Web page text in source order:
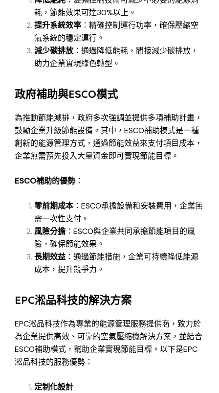
耗，節能效果可達30%以上。
提升系統效率 ：精確控制運行功率，確保壓縮空
氣系統的穩定運行。
減少碳排放：通過降低能耗，間接減少碳排放，
助力企業實現綠色轉型。
政府補助與ESCO模式
為推動節能減排，政府多次強調並提供多項補助計畫，
鼓勵企業升級節能設備。其中，ESCO補助模式是一種
創新的能源管理方式，通過節能效益來支付項目成本，
企業無需預先投入大量資金即可實現節能目標。
ESCO補助的優勢：
零前期成本：ESCO承擔設備和安裝費用，企業無
需一次性支付。
風險分擔 ：ESCO與企業共同承擔節能項目的風
險，確保節能效果。
長期效益 ：通過節能措施，企業可持續降低能源
成本，提升競爭力。
EPC淞品科技的解決方案
EPC淞品科技作為專業的能源管理服務提供商，致力於
為企業提供高效、可靠的空氣壓縮機解決方案，並結合
ESCO補助模式，幫助企業實現節能目標。以下是EPC
淞品科技的服務優勢：
定制化設計